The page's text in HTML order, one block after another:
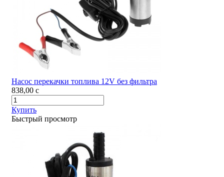
Насос перекачки топлива 12V без фильтра
838,00 c
Купить
Быстрый просмотр